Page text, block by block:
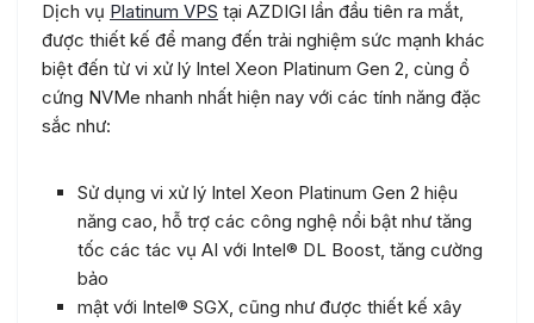
Dịch vụ Platinum VPS tại AZDIGI lần đầu tiên ra mắt,
được thiết kế để mang đến trải nghiệm sức mạnh khác
biệt đến từ vi xử lý Intel Xeon Platinum Gen 2, cùng ổ
cứng NVMe nhanh nhất hiện nay với các tính năng đặc
sắc như:
Sử dụng vi xử lý Intel Xeon Platinum Gen 2 hiệu
năng cao, hỗ trợ các công nghệ nổi bật như tăng
tốc các tác vụ AI với Intel® DL Boost, tăng cường
bảo
mật với Intel® SGX, cũng như được thiết kế xây